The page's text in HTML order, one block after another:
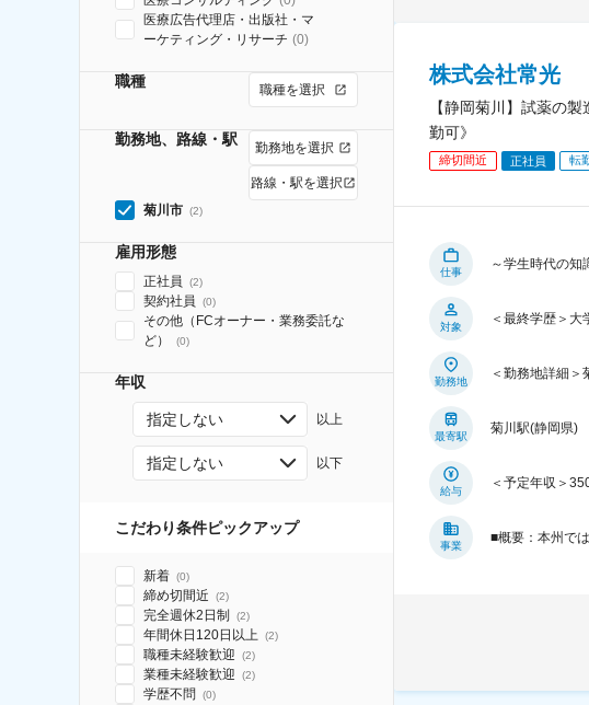
医療広告代理店・出版社・マ
ーケティング・リサーチ (0)
職種 職種を選択
勤務地、路線・駅 勤務地を選択
路線・駅を選択
菊川市 (2)
雇用形態
正社員 (2)
契約社員 (0)
その他（FCオーナー・業務委託な
ど）
(0)
年収
指定しない 以上
指定しない 以下
こだわり条件ピックアップ
新着 (0)
締め切間近 (2)
完全週休2日制 (2)
年間休日120日以上 (2)
職種未経験歓迎 (2)
業種未経験歓迎 (2)
学歴不問 (0)
株式会社常光
【静岡菊川】試薬の
勤可》
締切間近 正社員 転
仕事
～学生時代の知
対象
＜最終学歴＞大
勤務地
＜勤務地詳細＞
最寄駅
菊川駅(静岡県)
給与
＜予定年収＞
事業
■概要：本州で